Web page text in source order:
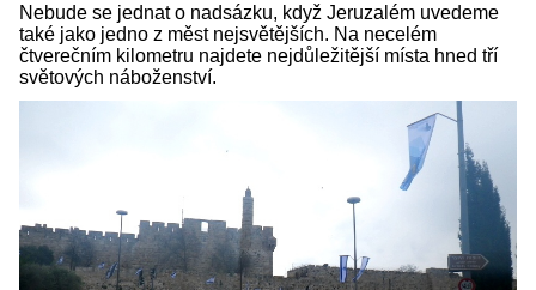
Nebude se jednat o nadsázku, když Jeruzalém uvedeme
také jako jedno z měst nejsvětějších. Na necelém
čtverečním kilometru najdete nejdůležitější místa hned tří
světových náboženství.